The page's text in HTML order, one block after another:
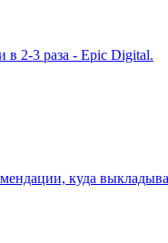
2-3 раза - Epic Digital.
куда